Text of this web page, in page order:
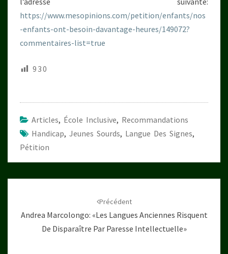
https://www.mesopinions.com/petition/enfants/nos
-enfants-ont-besoin-davantage-heures/149072?
commentaires-list=true
930
Articles, École Inclusive, Recommandations
Handicap, Jeunes Sourds, Langue Des Signes,
Pétition
Précédent
Andrea Marcolongo: «Les Langues Anciennes Risquent
De Disparaître Par Paresse Intellectuelle»